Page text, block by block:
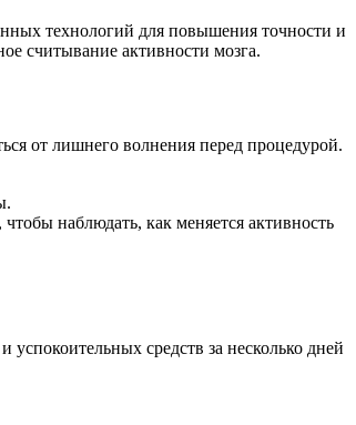
технологий для повышения точности и
считывание активности мозга.
от лишнего волнения перед процедурой.
наблюдать, как меняется активность
средств за несколько дней